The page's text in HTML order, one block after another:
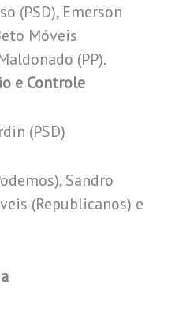
(PSD), Emerson
Móveis
(PP).
e Controle
(PSD)
Sandro
(Republicanos) e